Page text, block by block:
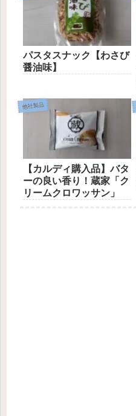
パスタスナック【わさび
醤油味】
他社製品
【カルディ購入品】バタ
ーの良い香り！蔵家「ク
リームクロワッサン」